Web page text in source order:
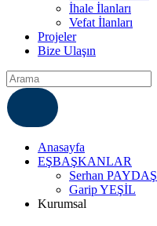
İhale İlanları
Vefat İlanları
Projeler
Bize Ulaşın
Anasayfa
EŞBAŞKANLAR
Serhan PAYDAŞ
Garip YEŞİL
Kurumsal